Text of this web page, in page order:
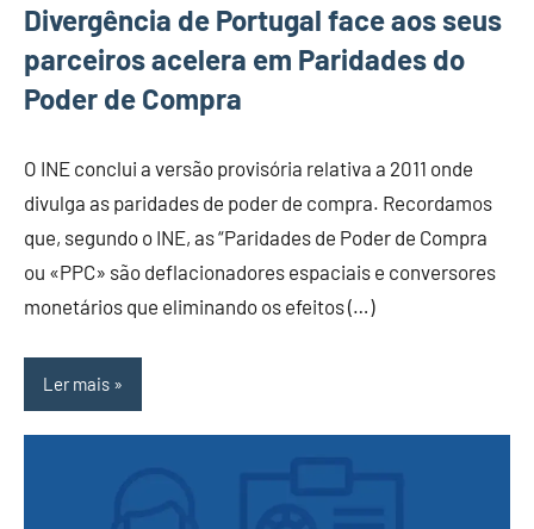
Divergência de Portugal face aos seus
parceiros acelera em Paridades do
Poder de Compra
O INE conclui a versão provisória relativa a 2011 onde
divulga as paridades de poder de compra. Recordamos
que, segundo o INE, as “Paridades de Poder de Compra
ou «PPC» são deflacionadores espaciais e conversores
monetários que eliminando os efeitos (…)
Ler mais